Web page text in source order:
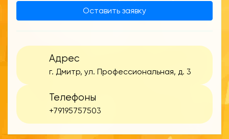
Оставить заявку
Адрес
г. Дмитр, ул. Профессиональная, д. 3
Телефоны
+79195757503